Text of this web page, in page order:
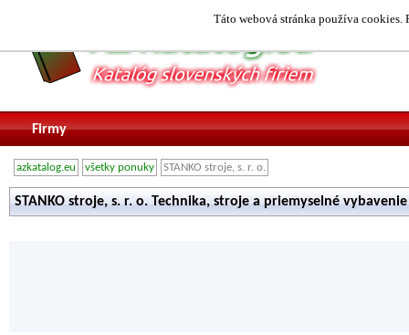
Táto webová stránka používa
Firmy
azkatalog.eu všetky ponuky STANKO stroje, s. r. o.
STANKO stroje, s. r. o. Technika, stroje a priemyselné